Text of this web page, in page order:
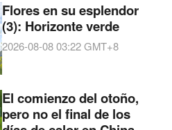
Flores en su esplendor
(3): Horizonte verde
2026-08-08 03:22GMT+8
El comienzo del otoño,
pero no el final de los